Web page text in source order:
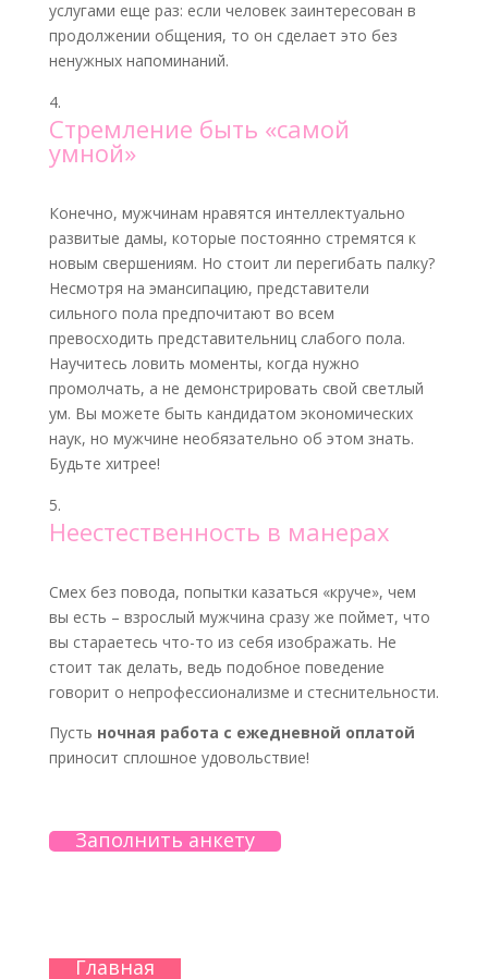
услугами еще раз: если человек заинтересован в
продолжении общения, то он сделает это без
ненужных напоминаний.
Стремление быть «самой
умной»
Конечно, мужчинам нравятся интеллектуально
развитые дамы, которые постоянно стремятся к
новым свершениям. Но стоит ли перегибать палку?
Несмотря на эмансипацию, представители
сильного пола предпочитают во всем
превосходить представительниц слабого пола.
Научитесь ловить моменты, когда нужно
промолчать, а не демонстрировать свой светлый
ум. Вы можете быть кандидатом экономических
наук, но мужчине необязательно об этом знать.
Будьте хитрее!
Неестественность в манерах
Смех без повода, попытки казаться «круче», чем
вы есть – взрослый мужчина сразу же поймет, что
вы стараетесь что-то из себя изображать. Не
стоит так делать, ведь подобное поведение
говорит о непрофессионализме и стеснительности.
Пусть ночная работа с ежедневной оплатой
приносит сплошное удовольствие!
Заполнить анкету
Главная